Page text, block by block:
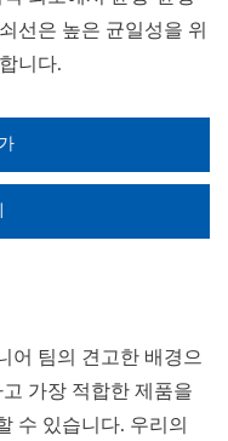
선은 높은 균일성을 위
니다.
어 팀의 견고한 배경으
가장 적합한 제품을
수 있습니다. 우리의